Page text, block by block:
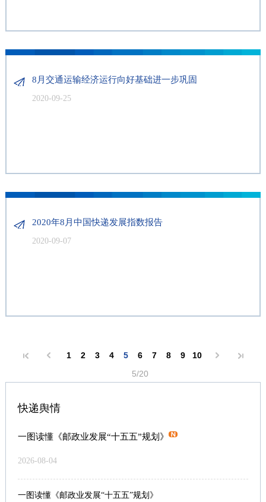
8月交通运输经济运行向好基础进一步巩固
2020-09-25
2020年8月中国快递发展指数报告
2020-09-07
1 2 3 4 5 6 7 8 9
10
5/20
快递舆情
一图读懂《邮政业发展“十五五”规划》
2026-08-04
一图读懂《邮政业发展“十五五”规划》